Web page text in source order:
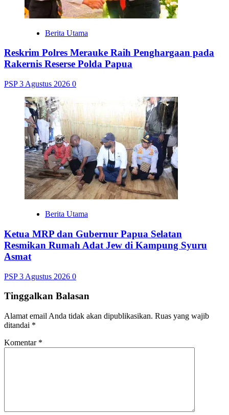
Berita Utama
Reskrim Polres Merauke Raih Penghargaan pada
Rakernis Reserse Polda Papua
PSP3 Agustus 2026 0
Berita Utama
Ketua MRP dan Gubernur Papua Selatan
Resmikan Rumah Adat Jew di Kampung Syuru
Asmat
PSP3 Agustus 2026 0
Tinggalkan Balasan
Alamat email Anda tidak akan dipublikasikan. Ruas yang wajib
ditandai *
Komentar *